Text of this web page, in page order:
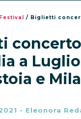
/ Biglietti concerto Hozier in
a Luglio
e
- Eleonora